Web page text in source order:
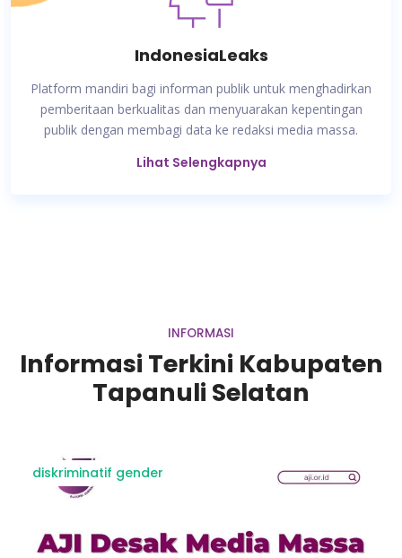
IndonesiaLeaks
Platform mandiri bagi informan publik untuk menghadirkan
pemberitaan berkualitas dan menyuarakan kepentingan
publik dengan membagi data ke redaksi media massa.
Lihat Selengkapnya
INFORMASI
Informasi Terkini Kabupaten
Tapanuli Selatan
diskriminatif gender